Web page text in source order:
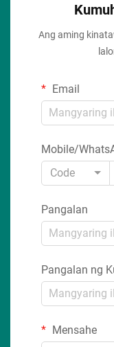
Ang aming
Email
Mobile/
Code
Pangalan
Pangalan ng
Mensahe